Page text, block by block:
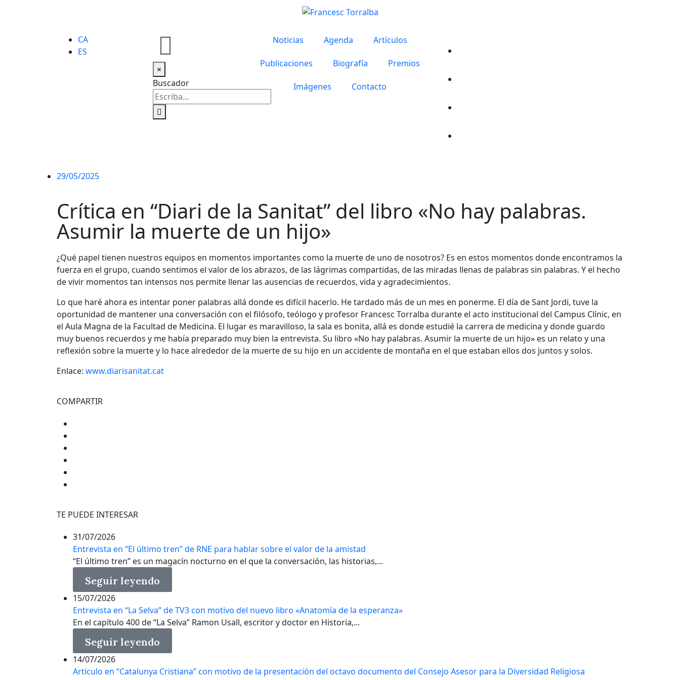
CA
ES
×
Buscador
Noticias Agenda Artículos
Publicaciones Biografía Premios
Imágenes Contacto
29/05/2025
Crítica en “Diari de la Sanitat” del libro «No hay palabras.
Asumir la muerte de un hijo»
¿Qué papel tienen nuestros equipos en momentos importantes como la muerte de uno de nosotros? Es en estos momentos donde encontramos la
fuerza en el grupo, cuando sentimos el valor de los abrazos, de las lágrimas compartidas, de las miradas llenas de palabras sin palabras. Y el hecho
de vivir momentos tan intensos nos permite llenar las ausencias de recuerdos, vida y agradecimientos.
Lo que haré ahora es intentar poner palabras allá donde es difícil hacerlo. He tardado más de un mes en ponerme. El día de Sant Jordi, tuve la
oportunidad de mantener una conversación con el filósofo, teólogo y profesor Francesc Torralba durante el acto institucional del Campus Clínic, en
el Aula Magna de la Facultad de Medicina. El lugar es maravilloso, la sala es bonita, allá es donde estudié la carrera de medicina y donde guardo
muy buenos recuerdos y me había preparado muy bien la entrevista. Su libro «No hay palabras. Asumir la muerte de un hijo» es un relato y una
reflexión sobre la muerte y lo hace alrededor de la muerte de su hijo en un accidente de montaña en el que estaban ellos dos juntos y solos.
Enlace: www.diarisanitat.cat
COMPARTIR
TE PUEDE INTERESAR
31/07/2026
Entrevista en “El último tren” de RNE para hablar sobre el valor de la amistad
“El último tren” es un magacín nocturno en el que la conversación, las historias,...
Seguir leyendo
15/07/2026
Entrevista en “La Selva” de TV3 con motivo del nuevo libro «Anatomía de la esperanza»
En el capítulo 400 de “La Selva” Ramon Usall, escritor y doctor en Historia,...
Seguir leyendo
14/07/2026
Artículo en “Catalunya Cristiana” con motivo de la presentación del octavo documento del Consejo Asesor para la Diversidad Religiosa